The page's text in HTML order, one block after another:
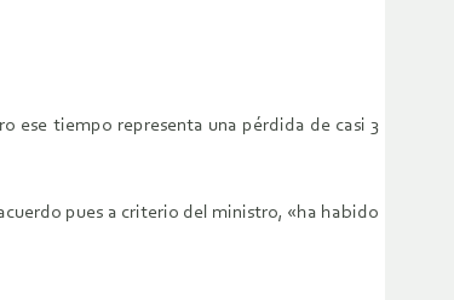
ese tiempo representa una pérdida de casi 3
pues a criterio del ministro, «ha habido